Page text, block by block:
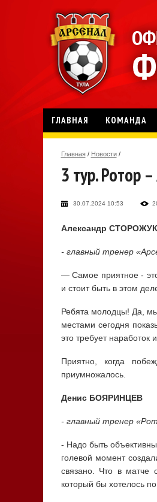
ГЛАВНАЯ КОМАНДА
Главная / Новости /
3 тур. Ротор
30.07.2024 10:53
Александр СТОРОЖУК
- главный тренер
— Самое приятное -
и стоит быть в этом
Ребята молодцы! Да,
местами сегодня
это требует наработок
Приятно, когда
приумножалось.
Денис БОЯРИНЦЕВ
- главный тренер
- Надо быть
голевой момент
связано. Что в матче
который бы хотелось